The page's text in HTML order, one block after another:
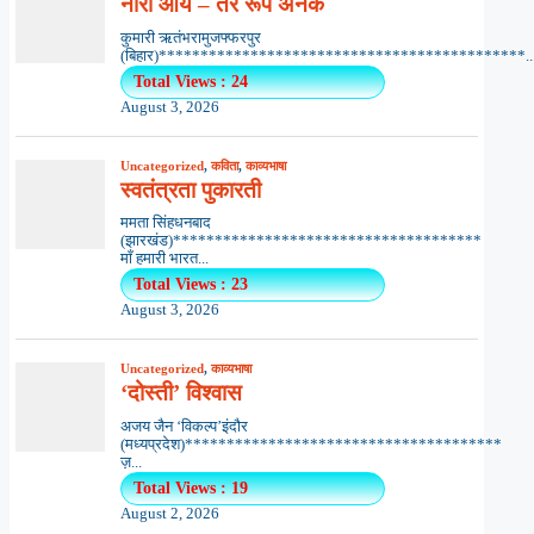
कुमारी ऋतंभरामुजफ्फरपुर
Total Views : 24
August 3, 2026
Uncategorized,कविता,काव्यभाषा
स्वतंत्रता पुकारती
ममता सिंहधनबाद
(झारखंड)*************************************
माँ हमारी भारत...
Total Views : 23
August 3, 2026
Uncategorized,काव्यभाषा
‘दोस्ती’ विश्वास
अजय जैन ‘विकल्प’इंदौर
(मध्यप्रदेश)**************************************
ज़...
Total Views : 19
August 2, 2026